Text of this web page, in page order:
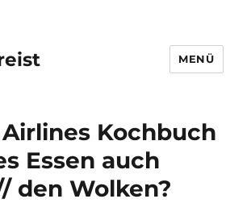
MENÜ
Kochbuch
Essen auch
den Wolken?